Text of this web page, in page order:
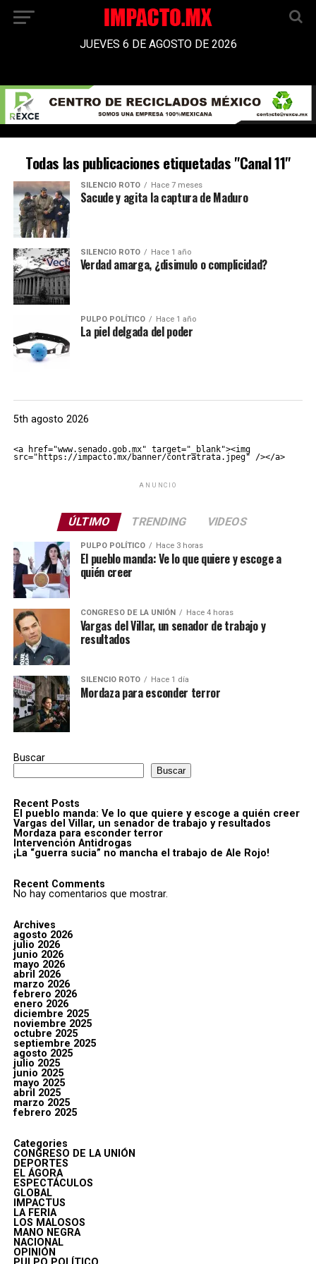
JUEVES 6 DE AGOSTO DE 2026
Todas las publicaciones etiquetadas "Canal 11"
SILENCIO ROTO Hace 7 meses
Sacude y agita la captura de Maduro
SILENCIO ROTO Hace 1 año
Verdad amarga, ¿disimulo o complicidad?
PULPO POLÍTICO Hace 1 año
La piel delgada del poder
5th agosto 2026
<a href="www.senado.gob.mx" target="_blank"><img
src="https://impacto.mx/banner/contratrata.jpeg" /></a>
ANUNCIO
ÚLTIMO TRENDING VIDEOS
PULPO POLÍTICO Hace 3 horas
El pueblo manda: Ve lo que quiere y escoge a
quién creer
CONGRESO DE LA UNIÓN Hace 4 horas
Vargas del Villar, un senador de trabajo y
resultados
SILENCIO ROTO Hace 1 día
Mordaza para esconder terror
Buscar
Buscar
Recent Posts
El pueblo manda: Ve lo que quiere y escoge a quién creer
Vargas del Villar, un senador de trabajo y resultados
Mordaza para esconder terror
Intervención Antidrogas
¡La “guerra sucia” no mancha el trabajo de Ale Rojo!
Recent Comments
No hay comentarios que mostrar.
Archives
agosto 2026
julio 2026
junio 2026
mayo 2026
abril 2026
marzo 2026
febrero 2026
enero 2026
diciembre 2025
noviembre 2025
octubre 2025
septiembre 2025
agosto 2025
julio 2025
junio 2025
mayo 2025
abril 2025
marzo 2025
febrero 2025
Categories
CONGRESO DE LA UNIÓN
DEPORTES
EL ÁGORA
ESPECTÁCULOS
GLOBAL
IMPACTUS
LA FERIA
LOS MALOSOS
MANO NEGRA
NACIONAL
OPINIÓN